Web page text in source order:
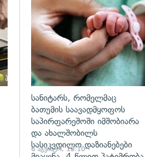
სანიტარს, რომელმაც
ბათუმის საავადმყოფოს
საპირფარეშოში იმშობიარა
და ახალშობილს
სასიკვდილო დაზიანებები
6 აგვისტო, 10:10